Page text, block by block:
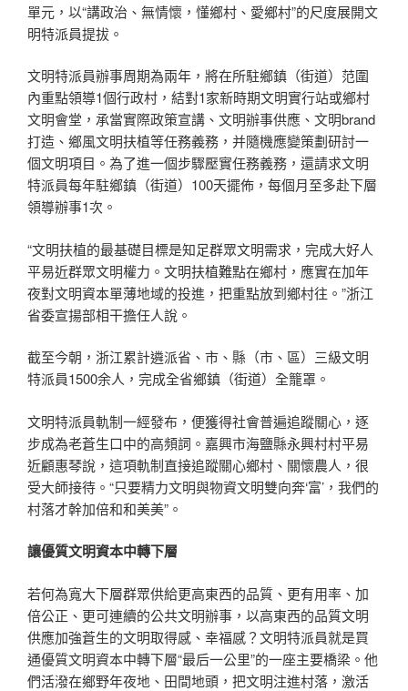
單元，以“講政治、無情懷，懂鄉村、愛鄉村”的尺度展開文
明特派員提拔。
文明特派員辦事周期為兩年，將在所駐鄉鎮（街道）范圍
內重點領導1個行政村，結對1家新時期文明實行站或鄉村
文明會堂，承當實際政策宣講、文明辦事供應、文明brand
打造、鄉風文明扶植等任務義務，并隨機應變策劃研討一
個文明項目。為了進一個步驟壓實任務義務，還請求文明
特派員每年駐鄉鎮（街道）100天擺佈，每個月至多赴下層
領導辦事1次。
“文明扶植的最基礎目標是知足群眾文明需求，完成大好人
平易近群眾文明權力。文明扶植難點在鄉村，應實在加年
夜對文明資本單薄地域的投進，把重點放到鄉村往。”浙江
省委宣揚部相干擔任人說。
截至今朝，浙江累計遴派省、市、縣（市、區）三級文明
特派員1500余人，完成全省鄉鎮（街道）全籠罩。
文明特派員軌制一經發布，便獲得社會普遍追蹤關心，逐
步成為老蒼生口中的高頻詞。嘉興市海鹽縣永興村村平易
近顧惠琴說，這項軌制直接追蹤關心鄉村、關懷農人，很
受大師接待。“只要精力文明與物資文明雙向奔‘富’，我們的
村落才幹加倍和和美美”。
讓優質文明資本中轉下層
若何為寬大下層群眾供給更高東西的品質、更有用率、加
倍公正、更可連續的公共文明辦事，以高東西的品質文明
供應加強蒼生的文明取得感、幸福感？文明特派員就是買
通優質文明資本中轉下層“最后一公里”的一座主要橋梁。他
們活潑在鄉野年夜地、田間地頭，把文明注進村落，激活